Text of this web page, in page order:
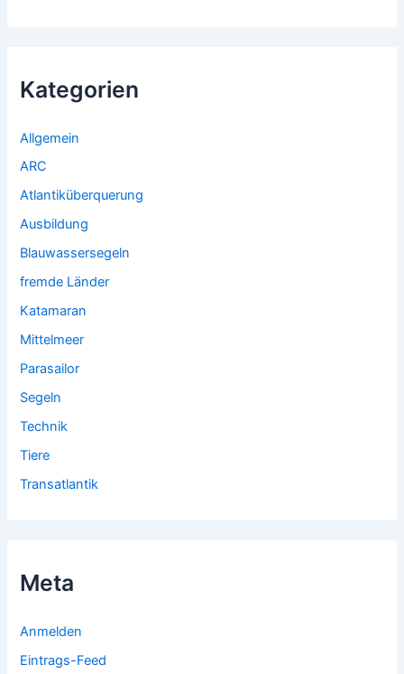
Kategorien
Allgemein
ARC
Atlantiküberquerung
Ausbildung
Blauwassersegeln
fremde Länder
Katamaran
Mittelmeer
Parasailor
Segeln
Technik
Tiere
Transatlantik
Meta
Anmelden
Eintrags-Feed